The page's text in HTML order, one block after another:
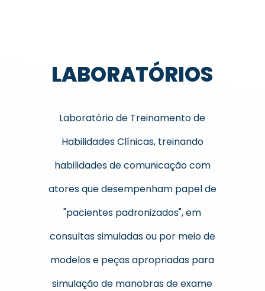
LABORATÓRIOS
Laboratório de Treinamento de
Habilidades Clínicas, treinando
habilidades de comunicação com
atores que desempenham papel de
"pacientes padronizados", em
consultas simuladas ou por meio de
modelos e peças apropriadas para
simulação de manobras de exame